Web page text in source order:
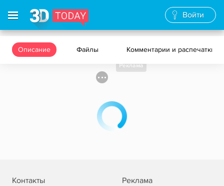
Войти
Описание Файлы Комментарии и распечатки
Реклама
Контакты
Реклама